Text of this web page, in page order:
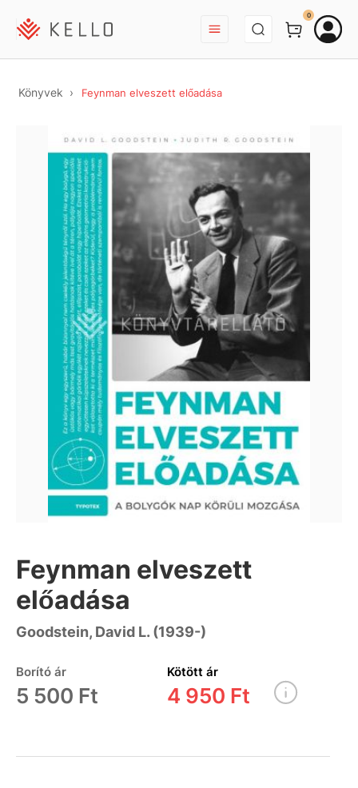
BEJELENTKEZÉS
0
Könyvek Feynman elveszett előadása
Feynman elveszett
előadása
Goodstein, David L. (1939-)
Borító ár
5 500 Ft
Kötött ár
4 950 Ft